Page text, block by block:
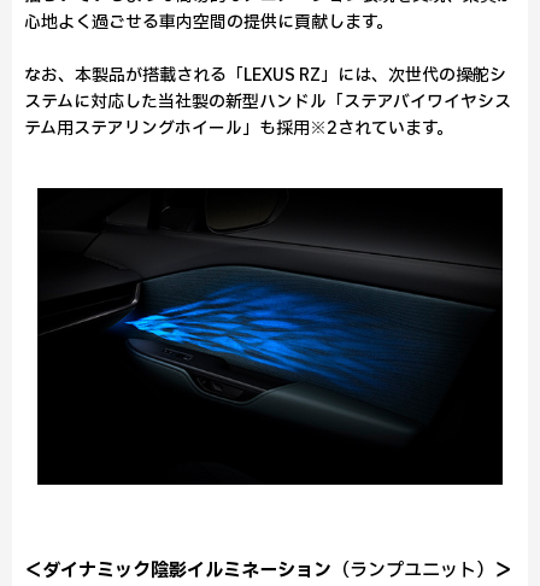
心地よく過ごせる車内空間の提供に貢献します。
なお、本製品が搭載される「LEXUS RZ」には、次世代の操舵シ
ステムに対応した当社製の新型ハンドル「ステアバイワイヤシス
テム用ステアリングホイール」も採用※2されています。
＜ダイナミック陰影イルミネーション （ランプユニット） ＞